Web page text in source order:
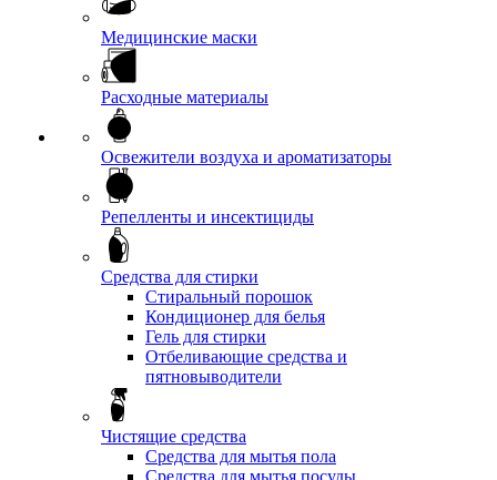
Медицинские маски
Расходные материалы
Освежители воздуха и ароматизаторы
Репелленты и инсектициды
Средства для стирки
Стиральный порошок
Кондиционер для белья
Гель для стирки
Отбеливающие средства и
пятновыводители
Чистящие средства
Средства для мытья пола
Средства для мытья посуды